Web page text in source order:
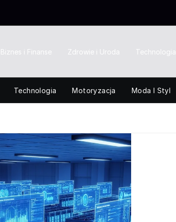
Biznes i Finanse Zdrowie i Uroda Technologia
Technologia Motoryzacja Moda I Styl